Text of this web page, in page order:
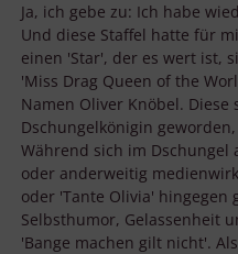
Ja, ich gebe zu: Ich habe
Und diese Staffel hatte für
einen 'Star', der es wert ist,
'Miss Drag Queen of the
Namen Oliver Knöbel.
Dschungelkönigin
Während sich im
oder anderweitig
oder 'Tante Olivia' hingegen
Selbsthumor, Gelassenheit
'Bange machen gilt nicht'.